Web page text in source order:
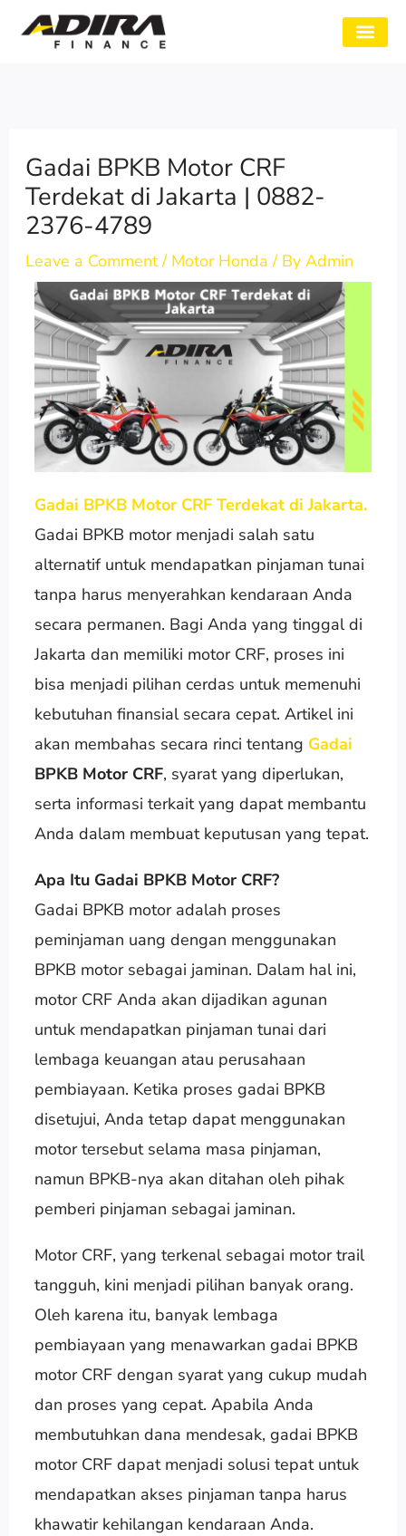
Gadai BPKB Motor CRF
Terdekat di Jakarta | 0882-
2376-4789
Leave a Comment / Motor Honda / By Admin
Gadai BPKB Motor CRF Terdekat di Jakarta.
Gadai BPKB motor menjadi salah satu
alternatif untuk mendapatkan pinjaman tunai
tanpa harus menyerahkan kendaraan Anda
secara permanen. Bagi Anda yang tinggal di
Jakarta dan memiliki motor CRF, proses ini
bisa menjadi pilihan cerdas untuk memenuhi
kebutuhan finansial secara cepat. Artikel ini
akan membahas secara rinci tentang Gadai
BPKB Motor CRF, syarat yang diperlukan,
serta informasi terkait yang dapat membantu
Anda dalam membuat keputusan yang tepat.
Apa Itu Gadai BPKB Motor CRF?
Gadai BPKB motor adalah proses
peminjaman uang dengan menggunakan
BPKB motor sebagai jaminan. Dalam hal ini,
motor CRF Anda akan dijadikan agunan
untuk mendapatkan pinjaman tunai dari
lembaga keuangan atau perusahaan
pembiayaan. Ketika proses gadai BPKB
disetujui, Anda tetap dapat menggunakan
motor tersebut selama masa pinjaman,
namun BPKB-nya akan ditahan oleh pihak
pemberi pinjaman sebagai jaminan.
Motor CRF, yang terkenal sebagai motor trail
tangguh, kini menjadi pilihan banyak orang.
Oleh karena itu, banyak lembaga
pembiayaan yang menawarkan gadai BPKB
motor CRF dengan syarat yang cukup mudah
dan proses yang cepat. Apabila Anda
membutuhkan dana mendesak, gadai BPKB
motor CRF dapat menjadi solusi tepat untuk
mendapatkan akses pinjaman tanpa harus
khawatir kehilangan kendaraan Anda.